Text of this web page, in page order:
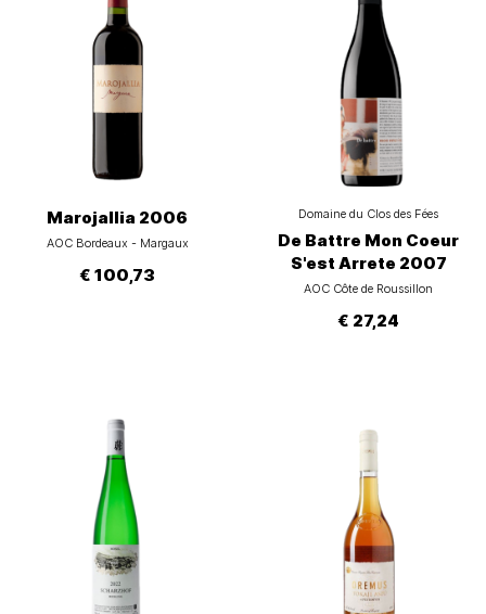
Marojallia 2006
AOC Bordeaux - Margaux
€ 100,73
Domaine du Clos des Fées
De Battre Mon Coeur
S'est Arrete 2007
AOC Côte de Roussillon
€ 27,24